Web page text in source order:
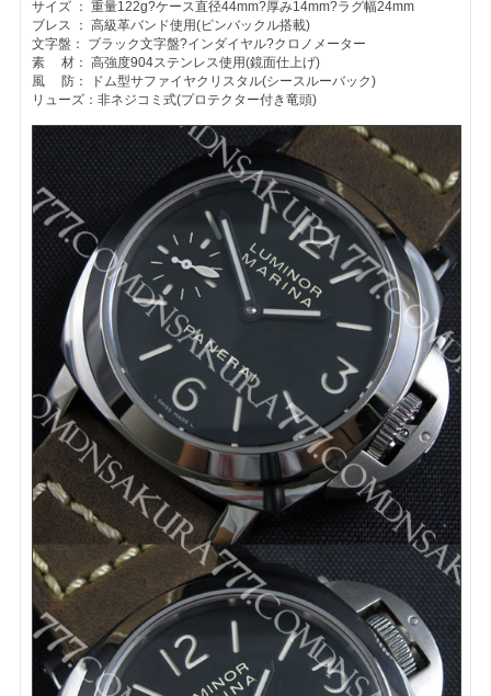
サイズ ： 重量122g?ケース直径44mm?厚み14mm?ラグ幅24mm
ブレス ： 高級革バンド使用(ピンバックル搭載)
文字盤： ブラック文字盤?インダイヤル?クロノメーター
素 材： 高強度904ステンレス使用(鏡面仕上げ)
風 防： ドム型サファイヤクリスタル(シースルーバック)
リューズ：非ネジコミ式(プロテクター付き竜頭)